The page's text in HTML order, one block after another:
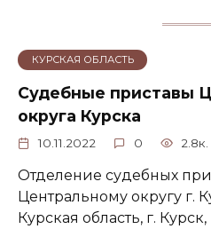
КУРСКАЯ ОБЛАСТЬ
Судебные приставы
округа Курска
10.11.2022 0 2.8к.
Отделение судебных
Центральному округу г.
Курская область, г.